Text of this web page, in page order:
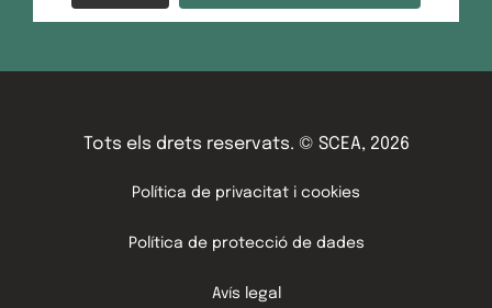
Tots els drets reservats. © SCEA, 2026
Política de privacitat i cookies
Política de protecció de dades
Avís legal